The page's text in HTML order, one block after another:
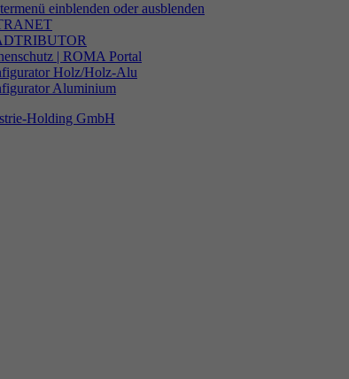
einblenden oder ausblenden
| ROMA Portal
Holz/Holz-Alu
Aluminium